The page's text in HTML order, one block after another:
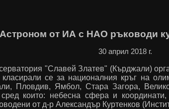
Астроном от ИА с НАО ръководи
30 април 2018 г.
"Славей Златев" (Кърджали)
се за националния кръг на
Пловдив, Ямбол, Стара Загора,
които: небесна сфера и
от д-р Александър Куртенков